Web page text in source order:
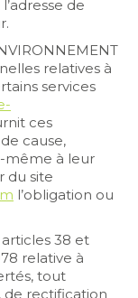
de
relatives à
services
ces
cause,
même à leur
du site
l’obligation ou
38 et
relative à
tout
de rectification